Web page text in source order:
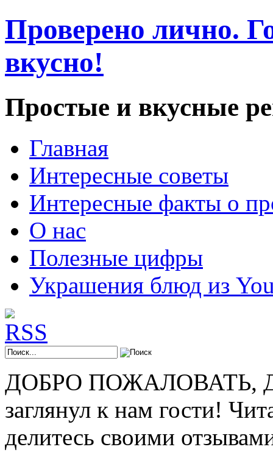
Проверено лично.
вкусно!
Простые и вкусные
Главная
Интересные советы
Интересные факты о
О нас
Полезные цифры
Украшения блюд из
ДОБРО ПОЖАЛОВАТЬ,
заглянул к нам гости!
делитесь своими